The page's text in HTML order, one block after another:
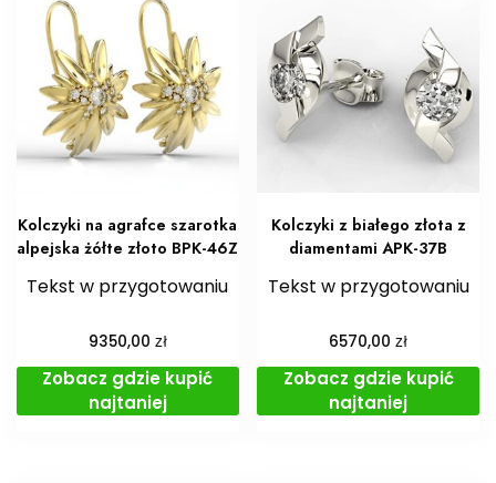
Kolczyki na agrafce szarotka
alpejska żółte złoto BPK-46Z
Tekst w przygotowaniu
9350,00 zł
Zobacz gdzie kupić
najtaniej
Kolczyki z białego złota z
diamentami APK-37B
Tekst w przygotowaniu
6570,00zł
Zobacz gdzie kupić
najtaniej